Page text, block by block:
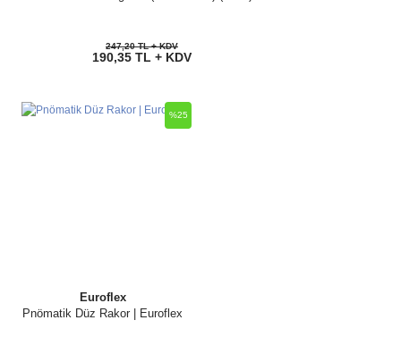
247,20 TL + KDV
190,35 TL + KDV
Euroflex
Pnömatik Düz Rakor | Euroflex
%25